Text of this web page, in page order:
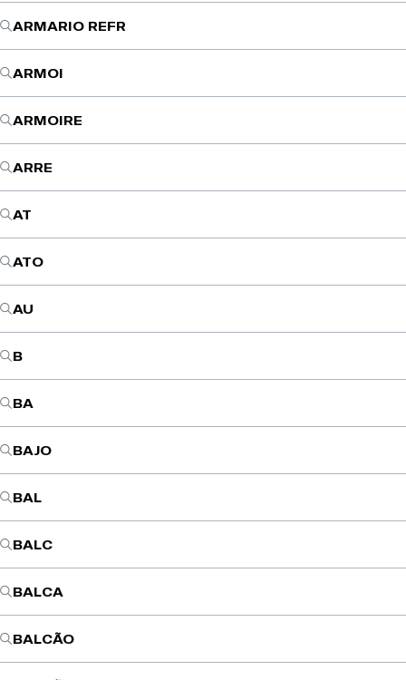
ARMARIO REFR
ARMOI
ARMOIRE
ARRE
AT
ATO
AU
B
BA
BAJO
BAL
BALC
BALCA
BALCÃO